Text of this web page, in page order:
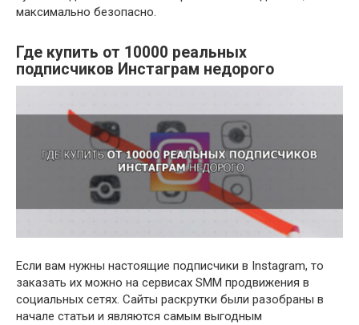
максимально безопасно.
Где купить от 10000 реальных
подписчиков Инстаграм недорого
Если вам нужны настоящие подписчики в Instagram, то
заказать их можно на сервисах SMM продвижения в
социальных сетях. Сайты раскрутки были разобраны в
начале статьи и являются самым выгодным